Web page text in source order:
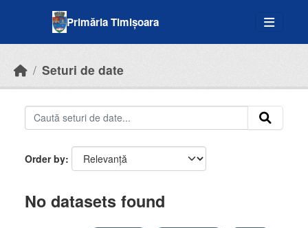
Primăria Timișoara
Seturi de date
Order by
No datasets found